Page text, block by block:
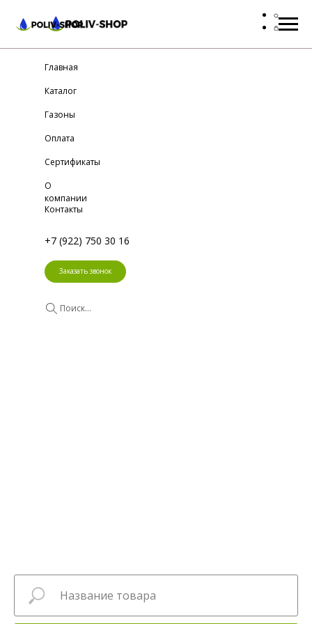
Заказать звонок
+7 (922) 750 30 16
Главная
Каталог
Газоны
Оплата
Сертификаты
О
компании
Контакты
Поиск...